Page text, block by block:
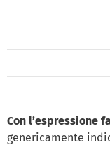
Con l’espressione
genericamente